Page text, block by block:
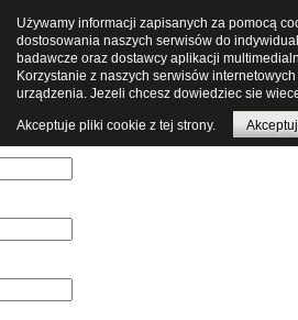
Używamy informacji zapisanych za pomocą
dostosowania naszych serwisów do
badawcze oraz dostawcy aplikacji
Korzystanie z naszych serwisów
urządzenia. Jezeli chcesz dowiedziec sie
Akceptuje pliki cookie z tej strony. Akceptuj